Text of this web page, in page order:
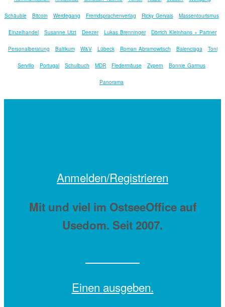
Schäuble Bitcoin Werdegang Fremdsprachenverlag Ricky Gervais Massentourismus
Einzelhandel Susanne Utzt Deezer Lukas Brenninger Dörrich Kleinhans + Partner
Personalberatung Baltikum W&V Lübeck Roman Abramowitsch Balenciaga Toni
Servillo Portugal Schulbuch MDR Fledermäuse Zypern Bonnie Garmus
Panorama
Anmelden/Registrieren
Mit und viel im OstseeOffice auf
Usedom. Seit 2007.
Einen ausgeben.